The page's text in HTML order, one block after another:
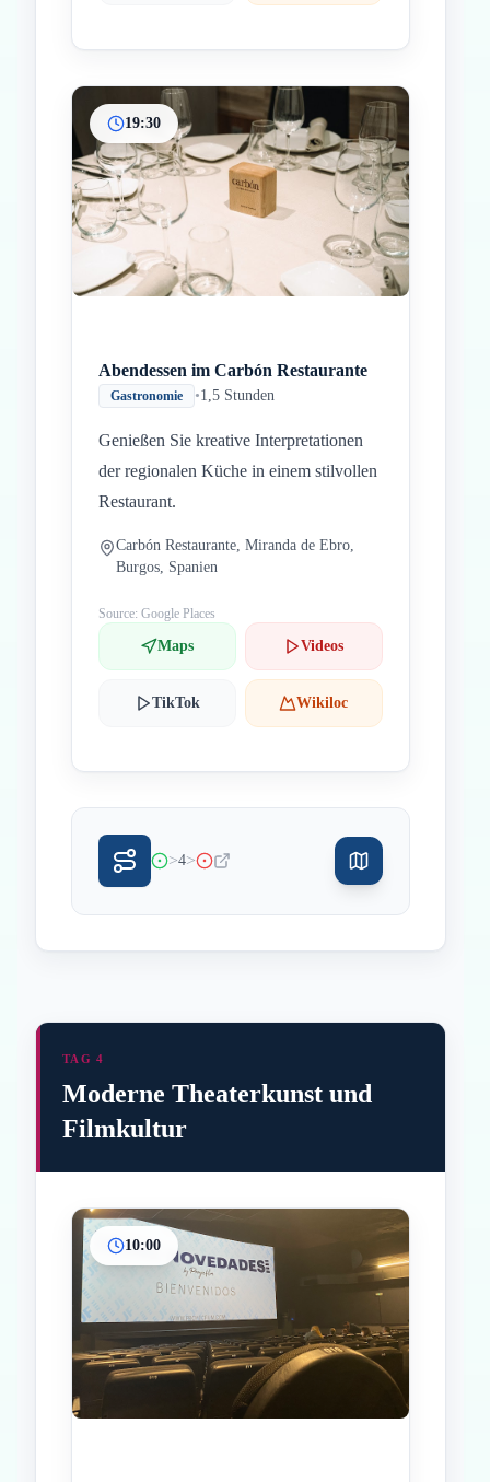
19:30
Abendessen im Carbón Restaurante
Gastronomie •1,5 Stunden
Genießen Sie kreative Interpretationen
der regionalen Küche in einem stilvollen
Restaurant.
Carbón Restaurante, Miranda de Ebro,
Burgos, Spanien
Source: Google Places
Maps Videos
TikTok Wikiloc
>4>
InicioParadas intermedias
Final
TAG 4
Moderne Theaterkunst und
Filmkultur
10:00